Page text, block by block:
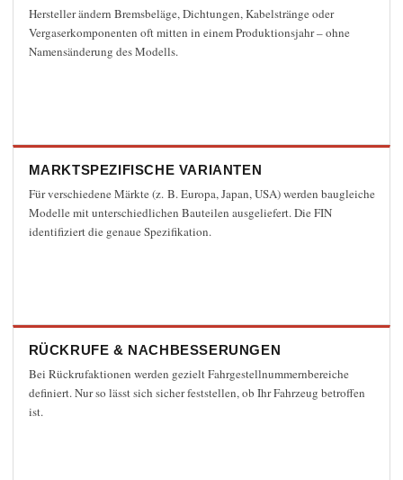
Eine Kopie dieser Mail erhalten (optional)
Daten zugestimmt.
E-Mail senden
Hersteller ändern Bremsbeläge, Dichtungen, Kabelstränge oder
Vergaserkomponenten oft mitten in einem Produktionsjahr – ohne
Namensänderung des Modells.
MARKTSPEZIFISCHE VARIANTEN
Für verschiedene Märkte (z. B. Europa, Japan, USA) werden baugleiche
Modelle mit unterschiedlichen Bauteilen ausgeliefert. Die FIN
identifiziert die genaue Spezifikation.
RÜCKRUFE & NACHBESSERUNGEN
Bei Rückrufaktionen werden gezielt Fahrgestellnummernbereiche
definiert. Nur so lässt sich sicher feststellen, ob Ihr Fahrzeug betroffen
ist.